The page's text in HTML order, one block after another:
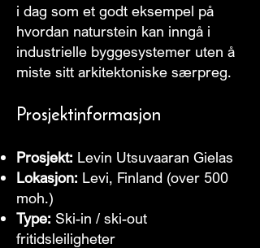
i dag som et godt eksempel på
hvordan naturstein kan inngå i
industrielle byggesystemer uten å
miste sitt arkitektoniske særpreg.
Prosjektinformasjon
Prosjekt: Levin Utsuvaaran Gielas
Lokasjon: Levi, Finland (over 500
moh.)
Type: Ski-in / ski-out
fritidsleiligheter